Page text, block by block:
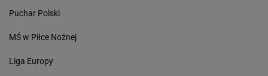
Puchar Polski
MŚ w Piłce Nożnej
Liga Europy